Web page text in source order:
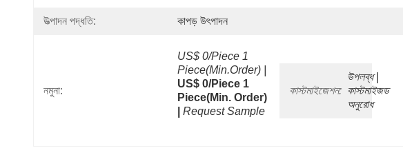
উত্পাদন পদ্ধতি: কাপড় উৎপাদন
নমুনা:
US$ 0/Piece 1
Piece(Min.Order) |
US$ 0/Piece 1
Piece(min. Order)
Request Sample
কাস্টমাইজেশন:
উপলব্ধ |
কাস্টমাইজড
অনুরোধ